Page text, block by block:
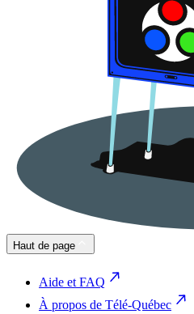
Haut de page
Aide et FAQ
À propos de Télé-Québec